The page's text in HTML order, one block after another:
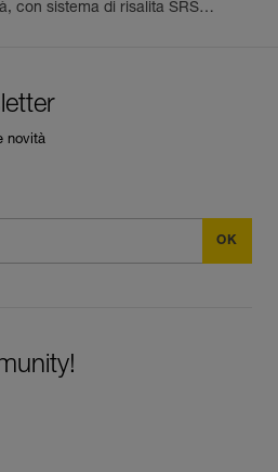
con sistema di risalita SRS
novità